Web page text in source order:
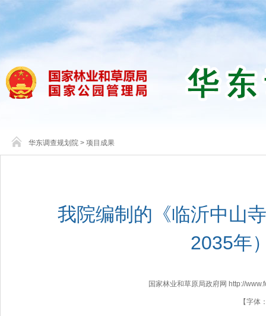
华东调查规划院 > 项目成果
我院编制的《临沂中山
2035年
国家林业和草原局政府网 http://
【字体